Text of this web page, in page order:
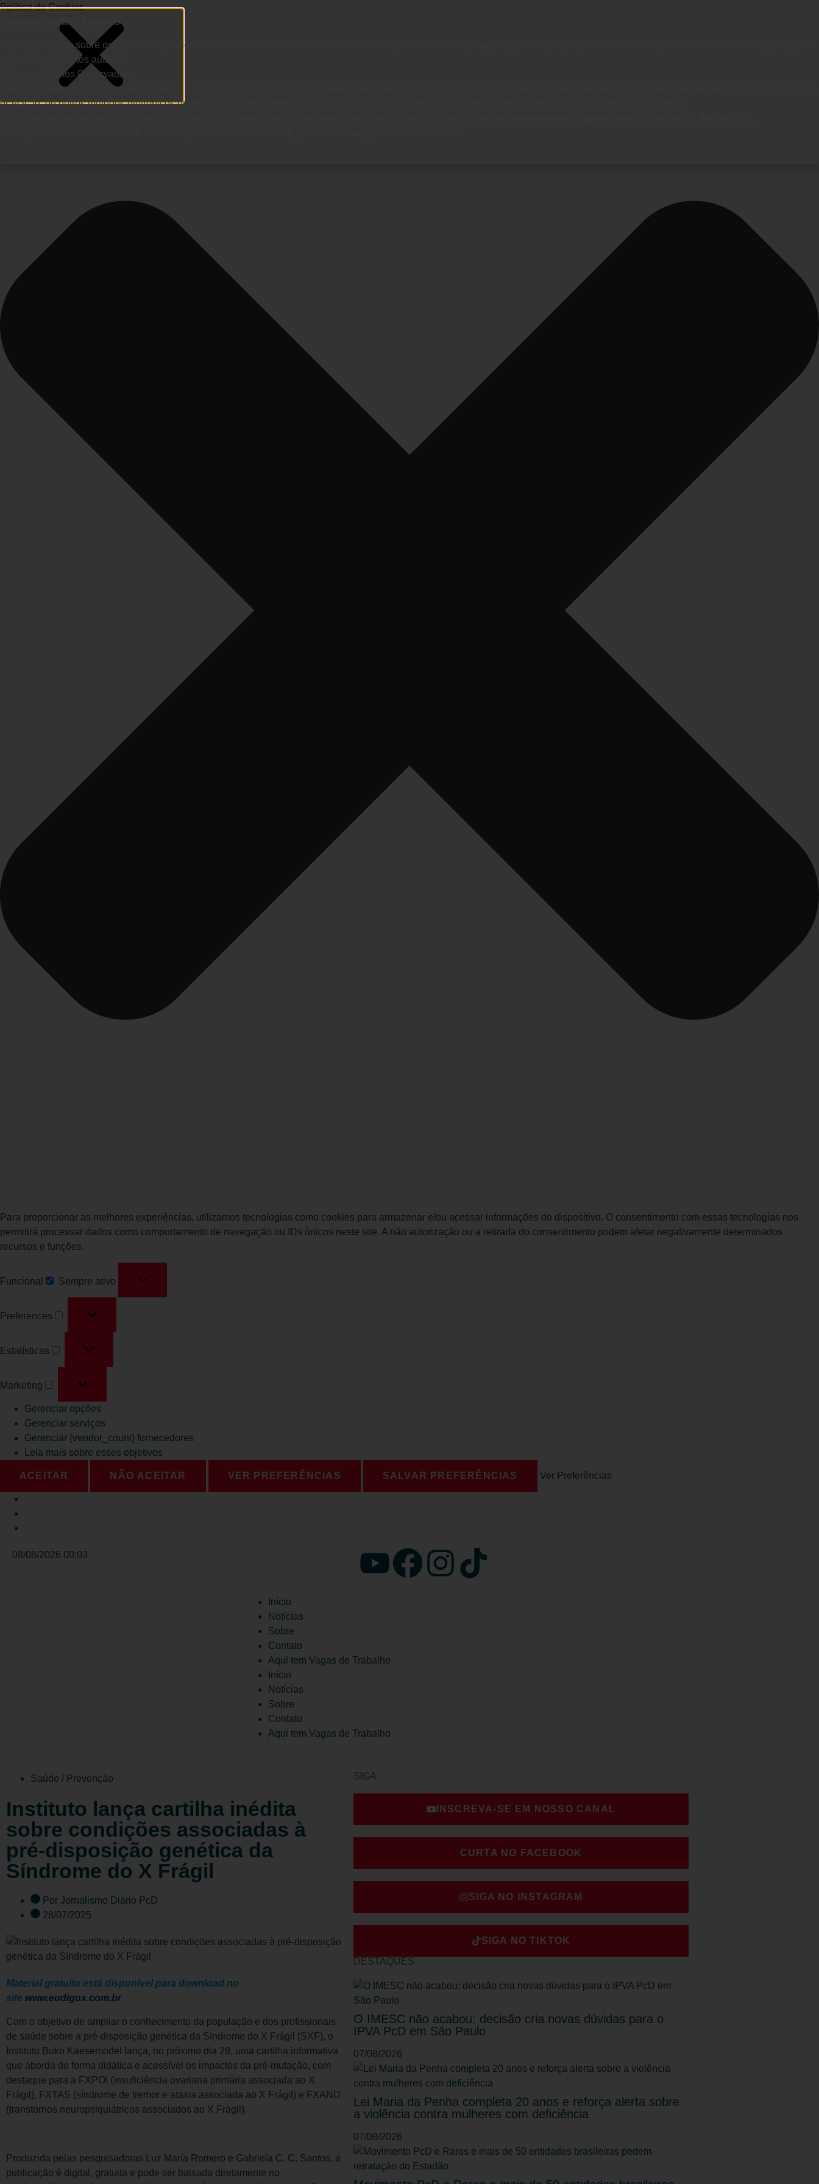
Política de Cookies
Para proporcionar as melhores experiências, utilizamos tecnologias como cookies para armazenar e/ou acessar informações do dispositivo. O consentimento com essas tecnologias nos
permitirá processar dados como comportamento de navegação ou IDs únicos neste site. A não autorização ou a retirada do consentimento podem afetar negativamente determinados
recursos e funções.
Funcional Sempre ativo
Preferences
Estatísticas
Marketing
Gerenciar opções
Gerenciar serviços
Gerenciar {vendor_count} fornecedores
Leia mais sobre esses objetivos
ACEITAR NÃO ACEITAR VER PREFERÊNCIAS SALVAR PREFERÊNCIAS Ver Preferências
08/08/2026 00:03
Início
Notícias
Sobre
Contato
Aqui tem Vagas de Trabalho
Início
Notícias
Sobre
Contato
Aqui tem Vagas de Trabalho
Saúde / Prevenção
Instituto lança cartilha inédita
sobre condições associadas à
pré-disposição genética da
Síndrome do X Frágil
Por Jornalismo Diário PcD
28/07/2025
Material gratuito está disponível para download no
site www.eudigox.com.br
Com o objetivo de ampliar o conhecimento da população e dos profissionais
de saúde sobre a pré-disposição genética da Síndrome do X Frágil (SXF), o
Instituto Buko Kaesemodel lança, no próximo dia 28, uma cartilha informativa
que aborda de forma didática e acessível os impactos da pré-mutação, com
destaque para a FXPOI (insuficiência ovariana primária associada ao X
Frágil), FXTAS (síndrome de tremor e ataxia associada ao X Frágil) e FXAND
(transtornos neuropsiquiátricos associados ao X Frágil).
Produzida pelas pesquisadoras Luz María Romero e Gabriela C. C. Santos, a
publicação é digital, gratuita e pode ser baixada diretamente no
SIGA
INSCREVA-SE EM NOSSO CANAL
CURTA NO FACEBOOK
SIGA NO INSTAGRAM
SIGA NO TIKTOK
DESTAQUES
O IMESC não acabou: decisão cria novas dúvidas para o
IPVA PcD em São Paulo
07/08/2026
Lei Maria da Penha completa 20 anos e reforça alerta sobre
a violência contra mulheres com deficiência
07/08/2026
Aviso de Direitos Autorais
Todos os direitos sobre os conteúdos publicados em todas as mídias sociais do Diário PcD, incluindo textos, imagens, gráficos, e qualquer outro material, estão reservados e são protegidos
pelas leis de direitos autorais.
Todos os Direitos Reservados.
Nenhuma parte das publicações em todas as mídias sociais do Diário PcD devem ser reproduzidas, distribuídas, ou transmitidas de qualquer forma ou por qualquer meio, incluindo fotocópia,
gravação, ou outros métodos eletrônicos ou mecânicos, sem a prévia autorização por escrito do titular dos direitos autorais, de acordo com a legislação vigente.